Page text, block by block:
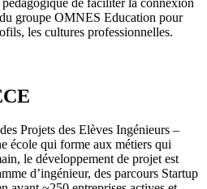
groupe OMNES Education pour
les cultures professionnelles.
Projets des Elèves Ingénieurs –
école qui forme aux métiers qui
le développement de projet est
d’ingénieur, des parcours Startup